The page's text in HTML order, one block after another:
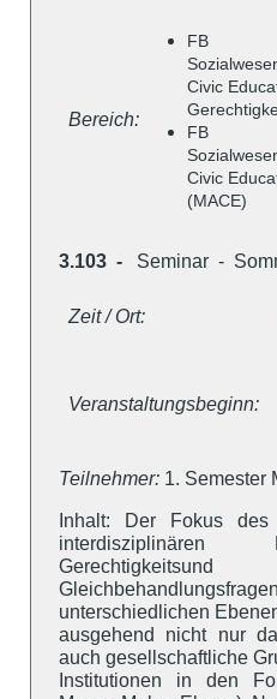
Bereich:
FB
Civic
FB
Civic
(MACE)
3.103 - Seminar -
Zeit / Ort:
Veranstaltungsbeginn:
Teilnehmer: 1. Semester
Inhalt: Der Fokus
interdisziplinären
Gerechtigkeitsund
unterschiedlichen
ausgehend nicht nur
auch gesellschaftliche
Institutionen in den